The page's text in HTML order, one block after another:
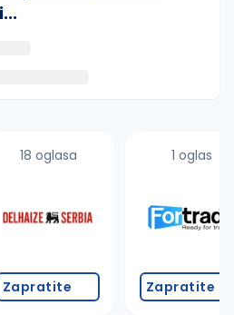
greške (koristite č, ć, š, đ,
filtere pretrage
18 oglasa
Zapratite
1 oglas
Zapratite